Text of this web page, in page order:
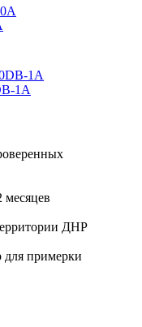
1A
месяцев
ДНР
для примерки